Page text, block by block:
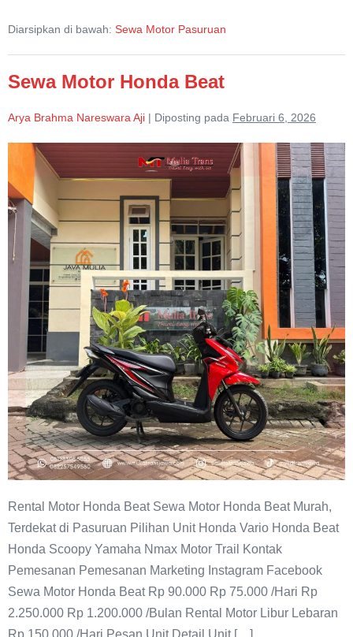
Bromo
Diarsipkan di bawah: Sewa Motor Pasuruan
Sewa Motor Honda Beat
Arya Brahma Nareswara Aji | Diposting pada Februari 6, 2026
Sewa
Motor
Honda
Beat
Rental Motor Honda Beat Sewa Motor Honda Beat Murah,
Terdekat di Pasuruan Pilihan Unit Honda Vario Honda Beat
Honda Scoopy Yamaha Nmax Motor Trail Kontak
Pemesanan Pemesanan Marketing Instagram Facebook
Sewa Motor Honda Beat Rp 90.000 Rp 75.000 /Hari Rp
2.250.000 Rp 1.200.000 /Bulan Rental Motor Libur Lebaran